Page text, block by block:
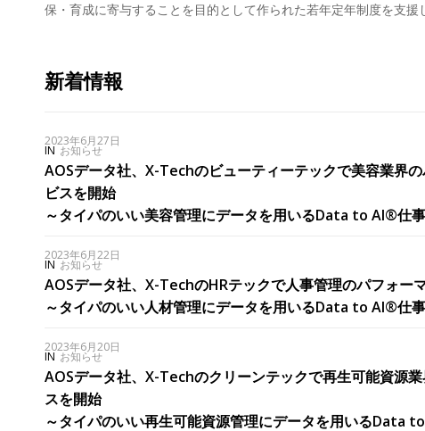
保・育成に寄与することを目的として作られた若年定年制度を支
新着情報
2023年6月27日
IN お知らせ
AOSデータ社、X-Techのビューティーテックで美容業界
ビスを開始
～タイパのいい美容管理にデータを用いるData to AI®仕
2023年6月22日
IN お知らせ
AOSデータ社、X-TechのHRテックで人事管理のパフォ
～タイパのいい人材管理にデータを用いるData to AI®仕
2023年6月20日
IN お知らせ
AOSデータ社、X-Techのクリーンテックで再生可能資源
スを開始
～タイパのいい再生可能資源管理にデータを用いるData